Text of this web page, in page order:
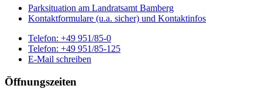
Parksituation am Landratsamt Bamberg
Kontaktformulare (u.a. sicher) und Kontaktinfos
Telefon: +49 951/85-0
Telefon: +49 951/85-125
E-Mail schreiben
Öffnungszeiten